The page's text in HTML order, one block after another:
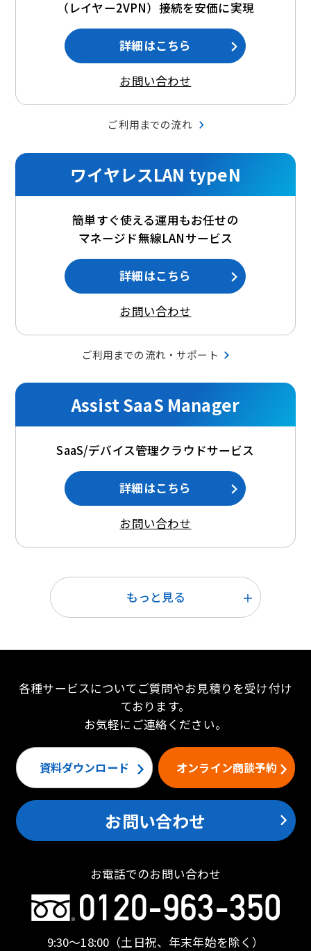
（レイヤー2VPN）接続を安価に実現
詳細はこちら
お問い合わせ
ご利用までの流れ
ワイヤレスLAN typeN
簡単すぐ使える運用もお任せの
マネージド無線LANサービス
詳細はこちら
お問い合わせ
ご利用までの流れ・サポート
Assist SaaS Manager
SaaS/デバイス管理クラウドサービス
詳細はこちら
お問い合わせ
もっと見る
各種サービスについてご質問やお見積りを受け付け
ております。
お気軽にご連絡ください。
資料ダウンロード オンライン商談予約
お問い合わせ
お電話でのお問い合わせ
9:30〜18:00 （土日祝、年末年始を除く）